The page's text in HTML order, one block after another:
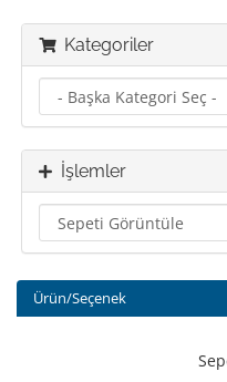
Kategoriler
İşlemler
Ürün/Seçenek